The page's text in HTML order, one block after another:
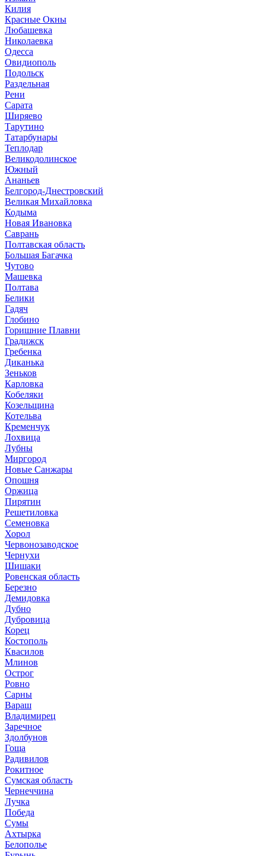
Килия
Красные Окны
Любашевка
Николаевка
Одесса
Овидиополь
Подольск
Раздельная
Рени
Сарата
Ширяево
Тарутино
Татарбунары
Теплодар
Великодолинское
Южный
Ананьев
Белгород-Днестровский
Великая Михайловка
Кодыма
Новая Ивановка
Саврань
Полтавская область
Большая Багачка
Чутово
Машевка
Полтава
Белики
Гадяч
Глобино
Горишние Плавни
Градижск
Гребенка
Диканька
Зеньков
Карловка
Кобеляки
Козельщина
Котельва
Кременчук
Лохвица
Лубны
Миргород
Новые Санжары
Опошня
Оржица
Пирятин
Решетиловка
Семеновка
Хорол
Червонозаводское
Чернухи
Шишаки
Ровенская область
Березно
Демидовка
Дубно
Дубровица
Корец
Костополь
Квасилов
Млинов
Острог
Ровно
Сарны
Вараш
Владимирец
Заречное
Здолбунов
Гоща
Радивилов
Рокитное
Сумская область
Чернеччина
Лучка
Победа
Сумы
Ахтырка
Белополье